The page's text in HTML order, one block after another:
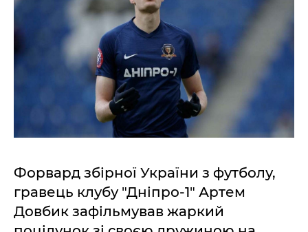
Форвард збірної України з футболу,
гравець клубу "Дніпро-1" Артем
Довбик зафільмував жаркий